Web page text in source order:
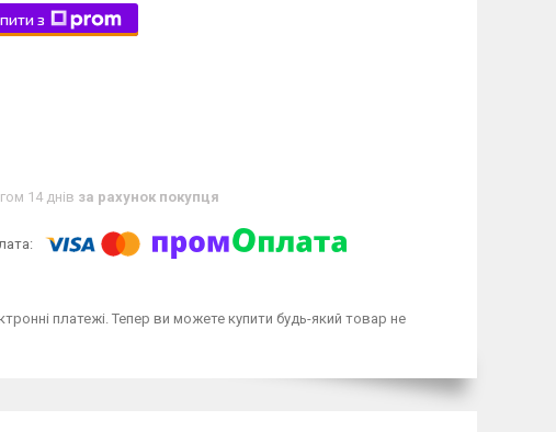
з
14 днів за рахунок покупця
платежі. Тепер ви можете купити будь-який товар не